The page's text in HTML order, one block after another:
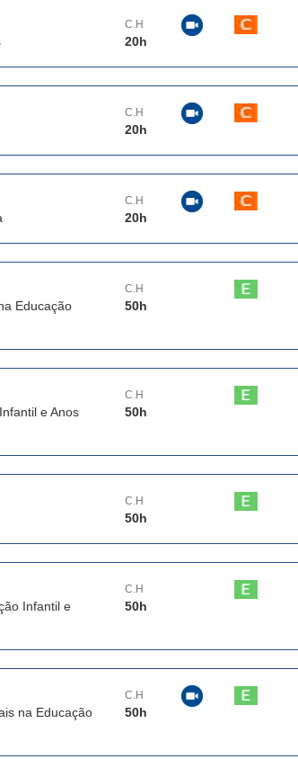
C.H
20h
C.H
20h
C.H
20h
Educação
C.H
50h
e Anos
C.H
50h
C.H
50h
Infantil e
C.H
50h
na Educação
C.H
50h